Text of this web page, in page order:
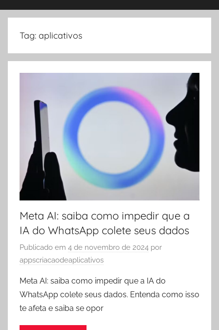
Tag: aplicativos
Meta AI: saiba como impedir que a
IA do WhatsApp colete seus dados
Publicado em 4 de novembro de 2024 por
appscriacaodeaplicativos
Meta AI: saiba como impedir que a IA do
WhatsApp colete seus dados. Entenda como isso
te afeta e saiba se opor